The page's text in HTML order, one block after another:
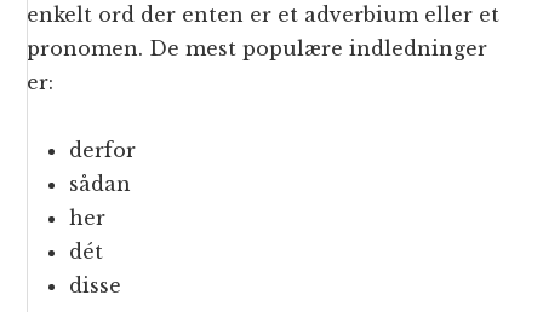
enkelt ord der enten er et adverbium eller et
pronomen. De mest populære indledninger
er:
derfor
sådan
her
dét
disse